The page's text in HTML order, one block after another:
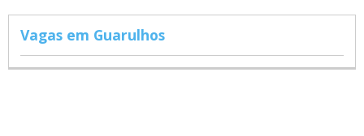
Vagas em Guarulhos